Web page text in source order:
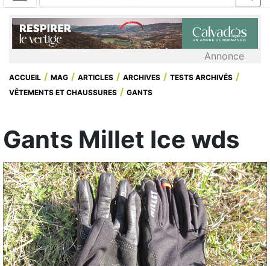
Annonce
ACCUEIL MAG ARTICLES ARCHIVES
TESTS ARCHIVÉS
VÊTEMENTS ET CHAUSSURES
GANTS
Gants Millet Ice wds